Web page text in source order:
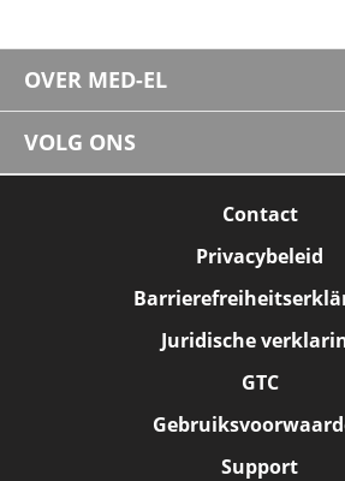
OVER MED-EL
VOLG ONS
Contact
Privacybeleid
Juridische
GTC
Support